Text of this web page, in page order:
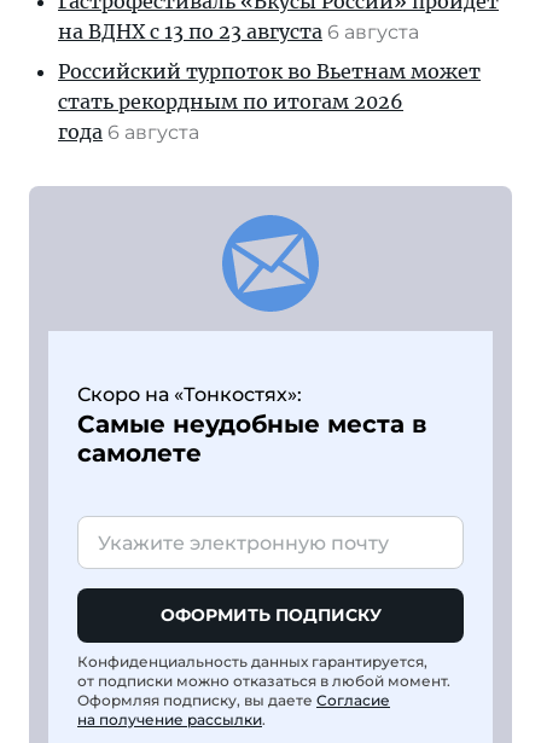
на ВДНХ с 13 по 23 августа 6 августа
Российский турпоток во Вьетнам может
стать рекордным по итогам 2026
года 6 августа
Скоро на «Тонкостях»:
Самые неудобные места в
самолете
ОФОРМИТЬ ПОДПИСКУ
Конфиденциальность данных гарантируется,
от подписки можно отказаться в любой момент.
Оформляя подписку, вы даете Согласие
на получение рассылки.